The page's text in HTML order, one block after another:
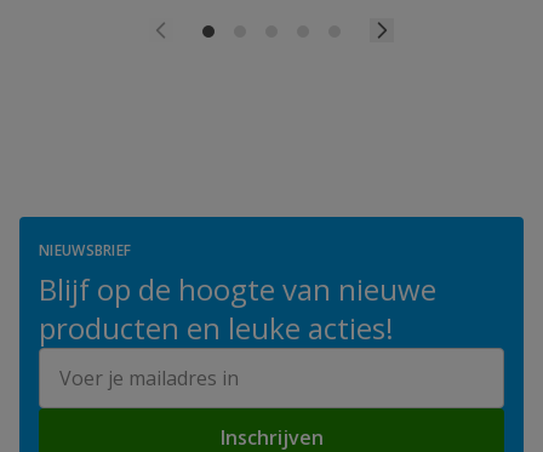
NIEUWSBRIEF
Blijf op de hoogte van nieuwe
producten en leuke acties!
Inschrijven